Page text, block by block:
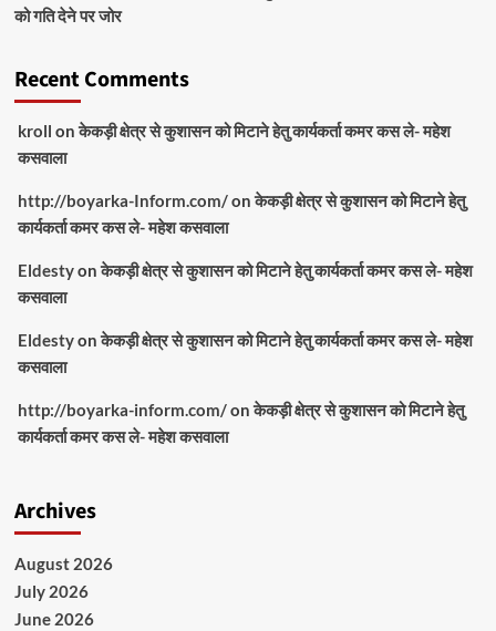
को गति देने पर जोर
Recent Comments
kroll onकेकड़ी क्षेत्र से कुशासन को मिटाने हेतु कार्यकर्ता कमर कस ले- महेश
कसवाला
http://boyarka-Inform.com/onकेकड़ी क्षेत्र से कुशासन को मिटाने हेतु
कार्यकर्ता कमर कस ले- महेश कसवाला
Eldestyonकेकड़ी क्षेत्र से कुशासन को मिटाने हेतु कार्यकर्ता कमर कस ले- महेश
कसवाला
Eldestyonकेकड़ी क्षेत्र से कुशासन को मिटाने हेतु कार्यकर्ता कमर कस ले- महेश
कसवाला
http://boyarka-inform.com/onकेकड़ी क्षेत्र से कुशासन को मिटाने हेतु
कार्यकर्ता कमर कस ले- महेश कसवाला
Archives
August 2026
July 2026
June 2026